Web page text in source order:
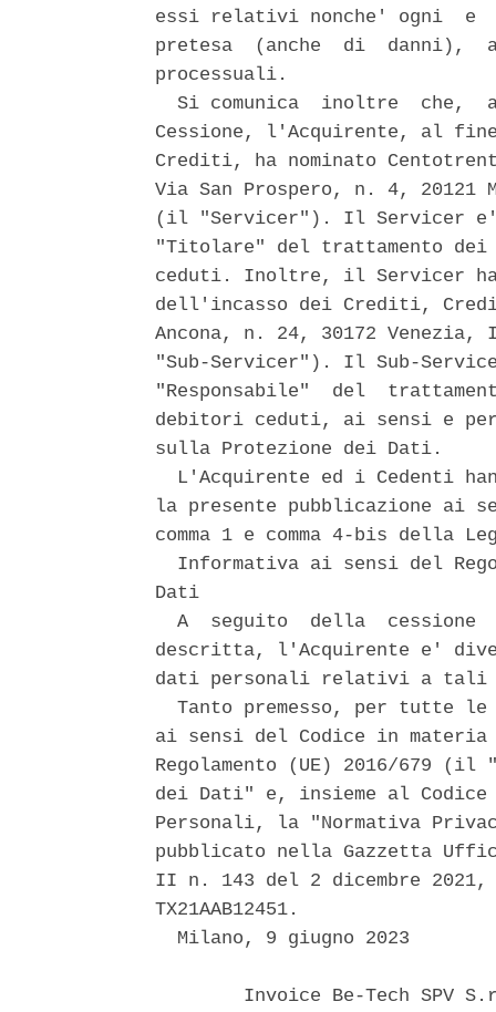
essi relativi nonche' ogni
pretesa  (anche  di  danni),
processuali.
Si comunica  inoltre  che,
Cessione, l'Acquirente, al
Crediti, ha nominato
Via San Prospero, n. 4,
(il "Servicer"). Il Servicer e'
"Titolare" del trattamento
ceduti. Inoltre, il Servicer
dell'incasso dei Crediti,
Ancona, n. 24, 30172
"Sub-Servicer"). Il Sub-
"Responsabile"  del
debitori ceduti, ai sensi e
sulla Protezione dei Dati.
L'Acquirente ed i Cedenti
la presente pubblicazione
comma 1 e comma 4-bis della
Informativa ai sensi del
Dati
A  seguito  della  cessione
descritta, l'Acquirente e'
dati personali relativi a
Tanto premesso, per tutte
ai sensi del Codice in
Regolamento (UE) 2016/679 (il
dei Dati" e, insieme al
Personali, la "Normativa
pubblicato nella Gazzetta
II n. 143 del 2 dicembre 2021,
TX21AAB12451.
  Milano, 9 giugno 2023
Invoice Be-Tech SPV